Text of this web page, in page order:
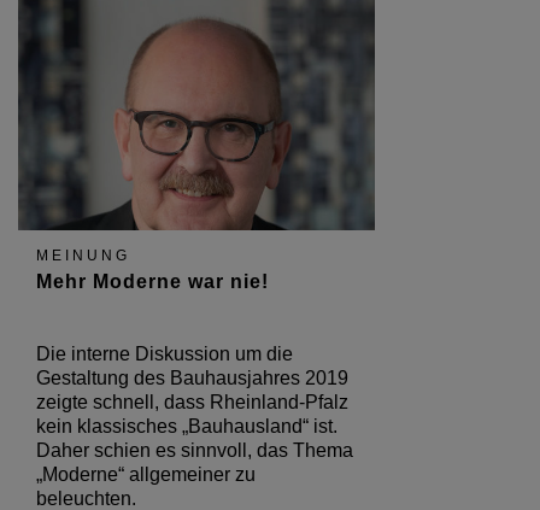
MEINUNG
Mehr Moderne war nie!
Die interne Diskussion um die
Gestaltung des Bauhausjahres 2019
zeigte schnell, dass Rheinland-Pfalz
kein klassisches „Bauhausland“ ist.
Daher schien es sinnvoll, das Thema
„Moderne“ allgemeiner zu
beleuchten.